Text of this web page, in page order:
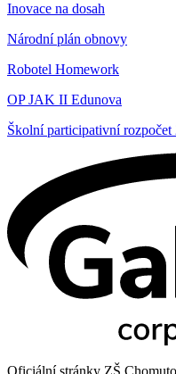
Inovace na dosah
Národní plán obnovy
Robotel Homework
OP JAK II Edunova
Školní participativní rozpočet